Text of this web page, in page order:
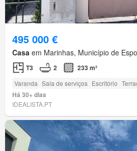
495 000 €
Casa em Marinhas, Município de
T3 2 233 m²
Varanda Sala de serviços Escritório
Há 30+ dias
IDEALISTA.PT